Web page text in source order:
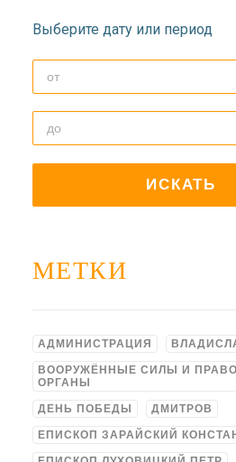
Выберите дату или период
МЕТКИ
АДМИНИСТРАЦИЯ
ВООРУЖЁННЫЕ СИЛЫ И
ОРГАНЫ
ДЕНЬ ПОБЕДЫ ДМИТРОВ
ЕПИСКОП ЗАРАЙСКИЙ